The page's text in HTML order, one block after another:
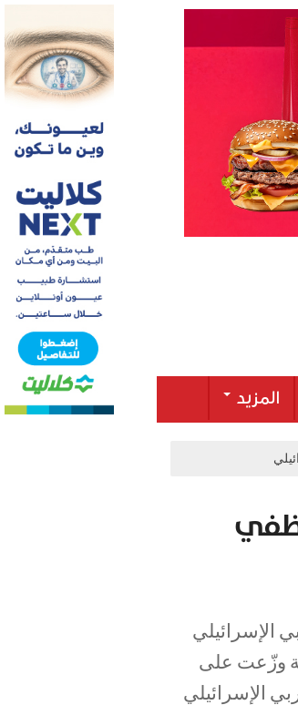
المزيد
الإسرائيلي
وزّعت على
الإسرائيلي